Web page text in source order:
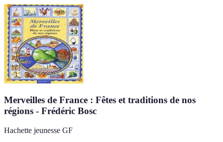
Merveilles de France : Fêtes et traditions de nos
régions - Frédéric Bosc
Hachette jeunesse GF